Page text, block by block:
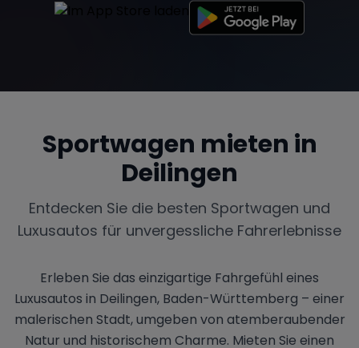
Sportwagen mieten in
Deilingen
Entdecken Sie die besten Sportwagen und
Luxusautos für unvergessliche Fahrerlebnisse
Erleben Sie das einzigartige Fahrgefühl eines
Luxusautos in Deilingen, Baden-Württemberg – einer
malerischen Stadt, umgeben von atemberaubender
Natur und historischem Charme. Mieten Sie einen